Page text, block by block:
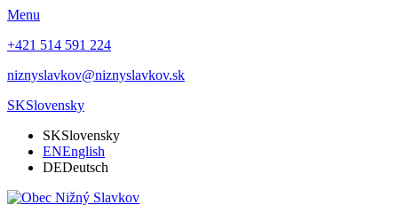
Menu
+421 514 591 224
niznyslavkov@niznyslavkov.sk
SKSlovensky
SKSlovensky
ENEnglish
DEDeutsch